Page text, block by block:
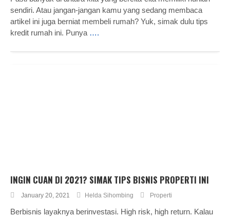
sendiri. Atau jangan-jangan kamu yang sedang membaca
artikel ini juga berniat membeli rumah? Yuk, simak dulu tips
kredit rumah ini. Punya ….
INGIN CUAN DI 2021? SIMAK TIPS BISNIS PROPERTI INI
January 20, 2021 Helda Sihombing Properti
Berbisnis layaknya berinvestasi. High risk, high return. Kalau